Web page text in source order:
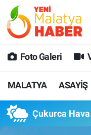
Foto Galeri
MALATYA ASAYİŞ
Çukurca
MALATYA
GÜNCEL
SPOR
Malatya Nöbetçi
MALATYA
Malatya Trafik